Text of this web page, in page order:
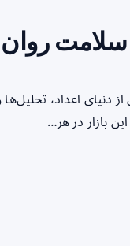
سلامت
از دنیای اعداد،
بازار در هر…